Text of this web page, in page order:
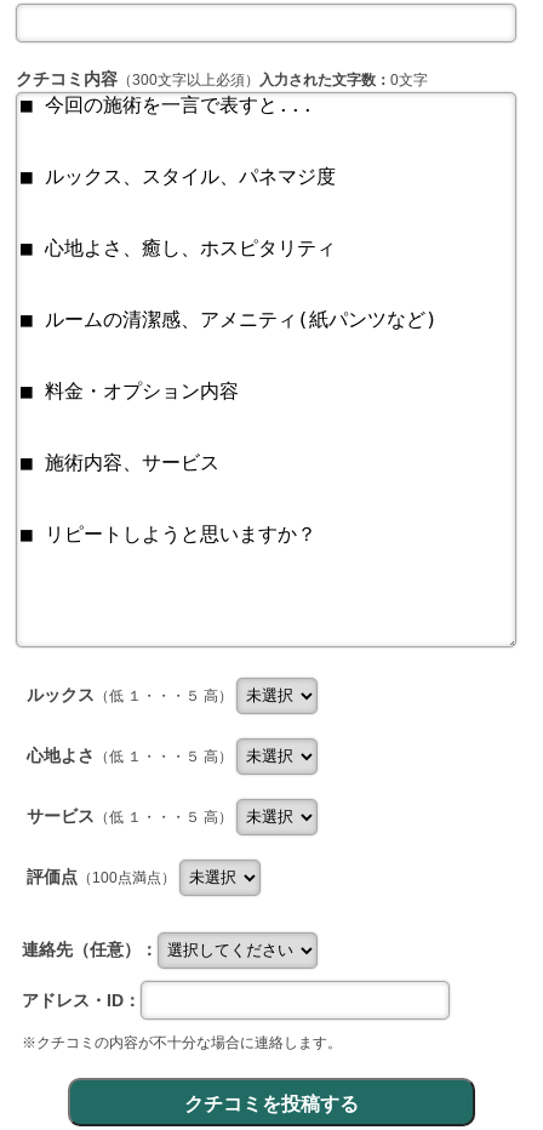
クチコミ内容 （300文字以上必須） 入力された文字数：0文字
ルックス （低 １・・・５ 高）
心地よさ （低 １・・・５ 高）
サービス （低 １・・・５ 高）
評価点 （100点満点）
連絡先（任意）：
アドレス・ID：
※クチコミの内容が不十分な場合に連絡します。